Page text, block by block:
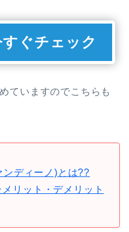
ぐチェック
ていますのでこちらも
ンディーノ)とは??
リット・デメリット